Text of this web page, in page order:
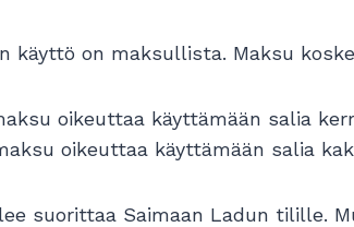
käyttö on maksullista. Maksu
oikeuttaa käyttämään salia
oikeuttaa käyttämään salia
suorittaa Saimaan Ladun tilille.